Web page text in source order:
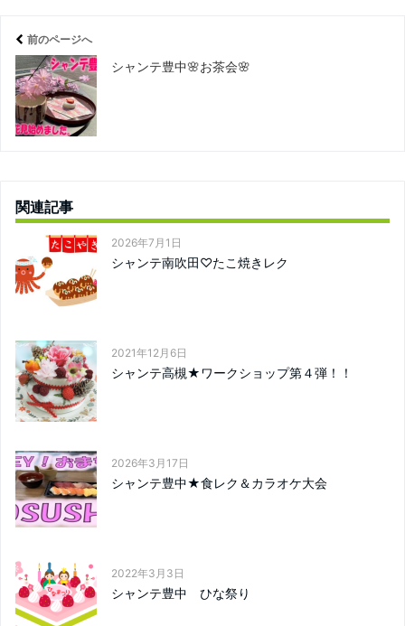
前のページへ
シャンテ豊中🌸お茶会🌸
関連記事
2026年7月1日
シャンテ南吹田♡たこ焼きレク
2021年12月6日
シャンテ高槻★ワークショップ第４弾！！
2026年3月17日
シャンテ豊中★食レク＆カラオケ大会
2022年3月3日
シャンテ豊中 ひな祭り